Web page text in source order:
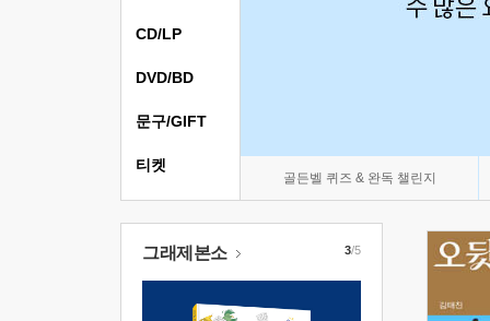
골든벨 퀴즈 & 완독 챌린지
CD/LP
DVD/BD
문구/GIFT
티켓
그래제본소 3/5